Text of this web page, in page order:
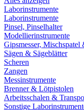
Laborinstrumente
Laborinstrumente
Pinsel, Pinselhalter
Modellierinstrumente
Gipsmesser, Mischspatel
Sägen & Sägeblätter
Scheren
Zangen
Messinstrumente
Brenner & Lötpistolen
Arbeitsschalen &
Sonstige